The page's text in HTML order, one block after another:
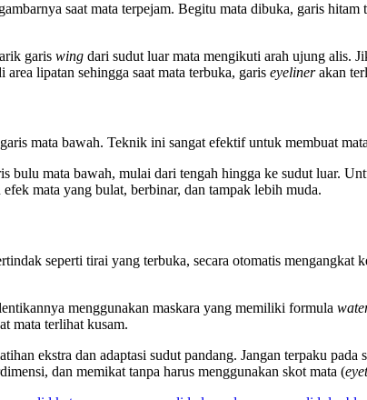
saat mata terpejam. Begitu mata dibuka, garis
garis wing dari sudut luar mata mengikuti arah ujung alis.
lipatan sehingga saat mata terbuka, garis eyelinerakan
mata bawah. Teknik ini sangat efektif untuk membuat
bulu mata bawah, mulai dari tengah hingga ke sudut luar.
mata yang bulat, berbinar, dan tampak lebih muda.
seperti tirai yang terbuka, secara otomatis mengangkat
menggunakan maskara yang memiliki formula
mata terlihat kusam.
ekstra dan adaptasi sudut pandang. Jangan terpaku
dan memikat tanpa harus menggunakan skot mata (